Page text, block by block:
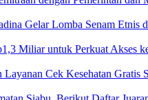
Gelar Lomba Senam Etnis
Miliar untuk Perkuat Akses
Cek Kesehatan Gratis